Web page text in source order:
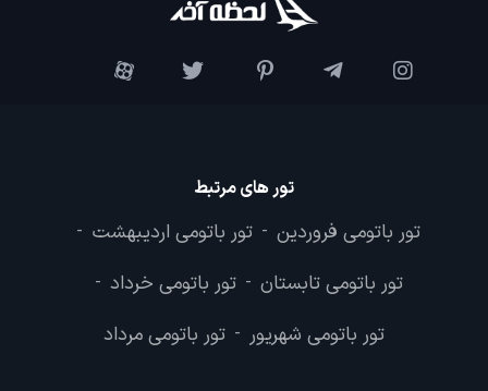
تور های مرتبط
تور باتومی فروردین - تور باتومی اردیبهشت -
تور باتومی تابستان - تور باتومی خرداد -
تور باتومی شهریور - تور باتومی مرداد